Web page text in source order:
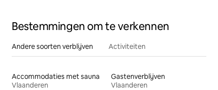
Bestemmingen om te verkennen
Andere soorten verblijven Activiteiten
Accommodaties met sauna
Vlaanderen
Gastenverblijven
Vlaanderen